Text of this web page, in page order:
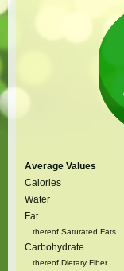
Average Values
Calories
Water
Fat
thereof Saturated Fats
Carbohydrate
thereof Dietary Fiber